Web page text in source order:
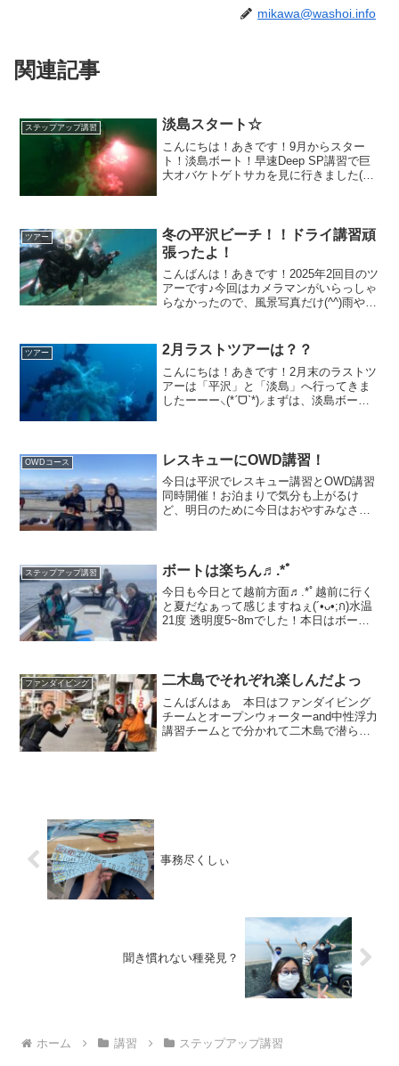
mikawa@washoi.info
関連記事
ステップアップ講習 淡島スタート☆
こんにちは！あきです！9月からスター
ト！淡島ボート！早速Deep SP講習で巨
大オバケトゲトサカを見に行きました(^^)
視度も上...
ツアー
冬の平沢ビーチ！！ドライ講習頑
張ったよ！
こんばんは！あきです！2025年2回目のツ
アーです♪今回はカメラマンがいらっしゃ
らなかったので、風景写真だけ(^^)雨や風
在！ニシキフウライウオやカミソリウオ
もいました...
ツアー 2月ラストツアーは？？
こんにちは！あきです！2月末のラストツ
アーは「平沢」と「淡島」へ行ってきま
したーーー⸜(*ˊᗜˋ*)⸝まずは、淡島ボート
OWDコース レスキューにOWD講習！
今日は平沢でレスキュー講習とOWD講習
同時開催！お泊まりで気分も上がるけ
ど、明日のために今日はおやすみなさい(-
ステップアップ講習 ボートは楽ちん♬.*ﾟ
今日も今日とて越前方面♬.*ﾟ越前に行く
と夏だなぁって感じますねぇ(´•ᴗ•;ก)水温
21度 透明度5~8mでした！本日はボート
ファンダイビング 二木島でそれぞれ楽しんだよっ
こんばんはぁ 本日はファンダイビング
チームとオープンウォーターand中性浮力
講習チームとで分かれて二木島で潜らせ
事務尽くしぃ
聞き慣れない種発見？
ホーム 講習 ステップアップ講習